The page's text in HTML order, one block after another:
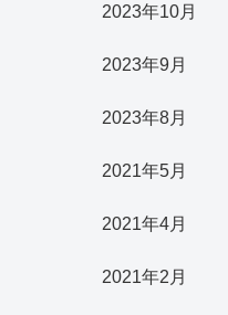
2023年10月
2023年9月
2023年8月
2021年5月
2021年4月
2021年2月